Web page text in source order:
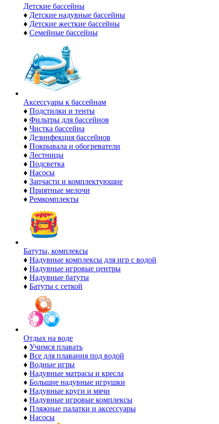
Детские бассейны
♦ Детские надувные бассейны
♦ Детские жесткие бассейны
♦ Семейные бассейны
Аксессуары к бассейнам
♦ Подстилки и тенты
♦ Фильтры для бассейнов
♦ Чистка бассейна
♦ Дезинфекция бассейнов
♦ Покрывала и обогреватели
♦ Лестницы
♦ Подсветка
♦ Насосы
♦ Запчасти и комплектующие
♦ Приятные мелочи
♦ Ремкомплекты
Батуты, комплексы
♦ Надувные комплексы для игр с водой
♦ Надувные игровые центры
♦ Надувные батуты
♦ Батуты с сеткой
Отдых на воде
♦ Учимся плавать
♦ Все для плавания под водой
♦ Водные игры
♦ Надувные матрасы и кресла
♦ Большие надувные игрушки
♦ Надувные круги и мячи
♦ Надувные игровые комплексы
♦ Пляжные палатки и аксессуары
♦ Насосы